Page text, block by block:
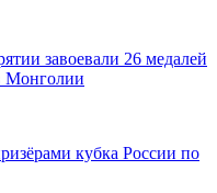
завоевали 26 медалей
Монголии
кубка России по